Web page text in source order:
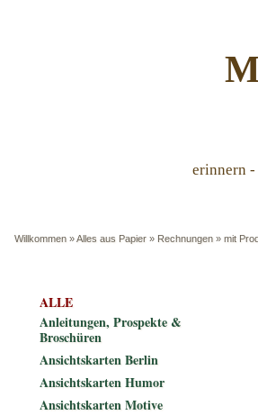
erinnern -
Willkommen »Alles aus Papier » Rechnungen » mit
ALLE
Anleitungen, Prospekte &
Broschüren
Ansichtskarten Berlin
Ansichtskarten Humor
Ansichtskarten Motive